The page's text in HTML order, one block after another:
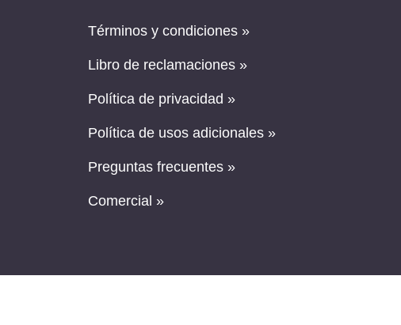
Términos y condiciones »
Libro de reclamaciones »
Política de privacidad »
Política de usos adicionales »
Preguntas frecuentes »
Comercial »